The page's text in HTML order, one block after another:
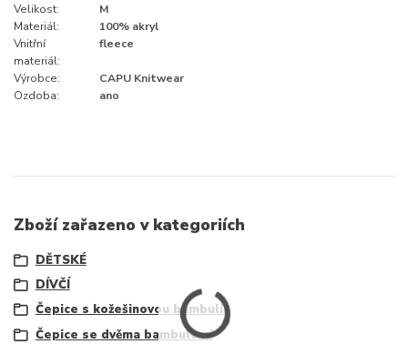
Velikost:
M
Materiál:
100% akryl
Vnitřní
materiál:
fleece
Výrobce:
CAPU Knitwear
Ozdoba:
ano
Zboží zařazeno v kategoriích
DĚTSKÉ
DÍVČÍ
Čepice s kožešinovou bambulí
Čepice se dvěma bambulemi